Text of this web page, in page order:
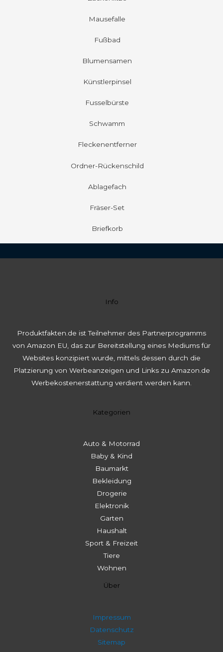
Mausefalle
Fußbad
Blumensamen
Künstlerpinsel
Fusselbürste
Schwamm
Fleckenentferner
Ordner-Rückenschild
Ablagefach
Fräser-Set
Briefkorb
Info
Produktfakten.de ist Teilnehmer des Partnerprogramms
von Amazon EU, das zur Bereitstellung eines Mediums für
Websites konzipiert wurde, mittels dessen durch die
Platzierung von Werbeanzeigen und Links zu Amazon.de
Werbekostenerstattung verdient werden kann.
Kategorien
Auto & Motorrad
Baby & Kind
Baumarkt
Bekleidung
Drogerie
Elektronik
Garten
Haushalt
Sport & Freizeit
Tiere
Wohnen
Über
Impressum
Datenschutz
Sitemap